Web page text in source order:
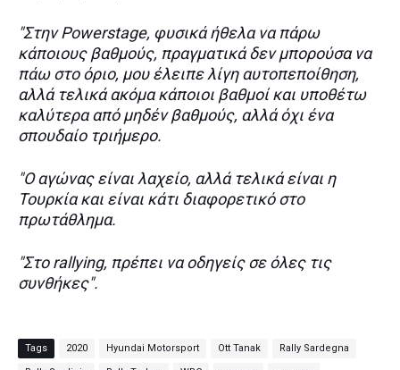
"Στην Powerstage, φυσικά ήθελα να πάρω
κάποιους βαθμούς, πραγματικά δεν μπορούσα να
πάω στο όριο, μου έλειπε λίγη αυτοπεποίθηση,
αλλά τελικά ακόμα κάποιοι βαθμοί και υποθέτω
καλύτερα από μηδέν βαθμούς, αλλά όχι ένα
σπουδαίο τριήμερο.
"Ο αγώνας είναι λαχείο, αλλά τελικά είναι η
Τουρκία και είναι κάτι διαφορετικό στο
πρωτάθλημα.
"Στο rallying, πρέπει να οδηγείς σε όλες τις
συνθήκες".
Tags 2020 Hyundai Motorsport Ott Tanak Rally Sardegna